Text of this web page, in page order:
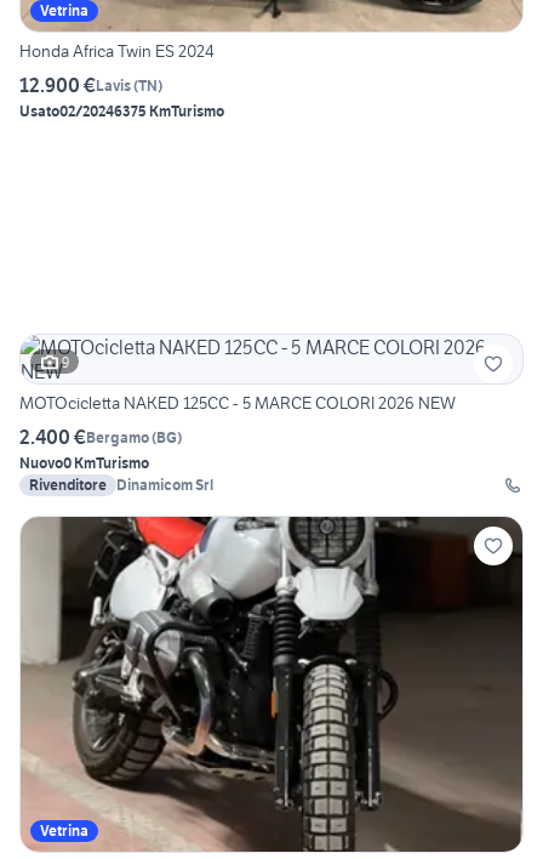
Vetrina
Honda Africa Twin ES 2024
12.900 €Lavis(TN)
Usato02/20246375 KmTurismo
9
MOTOcicletta NAKED 125CC - 5 MARCE COLORI 2026 NEW
2.400 €Bergamo(BG)
Nuovo0 KmTurismo
Rivenditore Dinamicom Srl
Vetrina